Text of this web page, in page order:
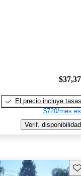
El precio incluye tasas
$720/mes
Verif. disponibilidad